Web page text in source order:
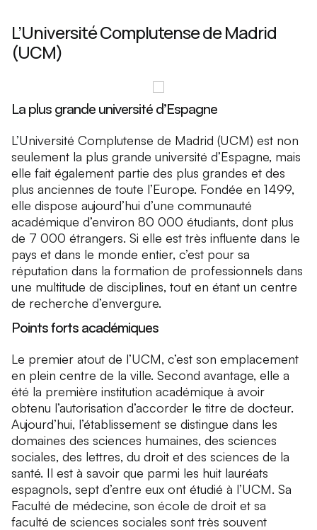
L’Université Complutense de Madrid
(UCM)
La plus grande université d’Espagne
L’Université Complutense de Madrid (UCM) est non
seulement la plus grande université d’Espagne, mais
elle fait également partie des plus grandes et des
plus anciennes de toute l’Europe. Fondée en 1499,
elle dispose aujourd’hui d’une communauté
académique d’environ 80 000 étudiants, dont plus
de 7 000 étrangers. Si elle est très influente dans le
pays et dans le monde entier, c’est pour sa
réputation dans la formation de professionnels dans
une multitude de disciplines, tout en étant un centre
de recherche d’envergure.
Points forts académiques
Le premier atout de l’UCM, c’est son emplacement
en plein centre de la ville. Second avantage, elle a
été la première institution académique à avoir
obtenu l’autorisation d’accorder le titre de docteur.
Aujourd’hui, l’établissement se distingue dans les
domaines des sciences humaines, des sciences
sociales, des lettres, du droit et des sciences de la
santé. Il est à savoir que parmi les huit lauréats
espagnols, sept d’entre eux ont étudié à l’UCM. Sa
Faculté de médecine, son école de droit et sa
faculté de sciences sociales sont très souvent